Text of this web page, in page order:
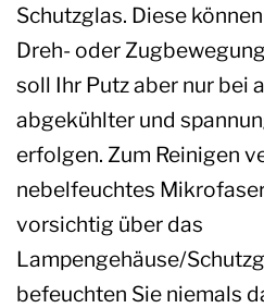
Schutzglas. Diese
Dreh- oder
soll Ihr Putz aber nur bei
abgekühlter und
erfolgen. Zum Reinigen
nebelfeuchtes
vorsichtig über das
Lampengehäuse/
befeuchten Sie niemals